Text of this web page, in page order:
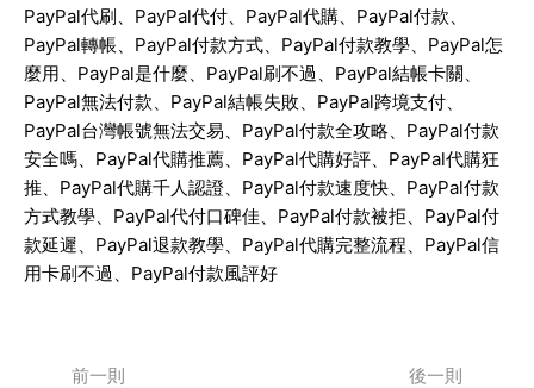
PayPal代刷、 PayPal代付、 PayPal代購、 PayPal付款、
PayPal轉帳、 PayPal付款方式、 PayPal付款教學、 PayPal怎
麼用、 PayPal是什麼、 PayPal刷不過、 PayPal結帳卡關、
PayPal無法付款、 PayPal結帳失敗、 PayPal跨境支付、
PayPal台灣帳號無法交易、 PayPal付款全攻略、 PayPal付款
安全嗎、 PayPal代購推薦、 PayPal代購好評、 PayPal代購狂
推、 PayPal代購千人認證、 PayPal付款速度快、 PayPal付款
方式教學、 PayPal代付口碑佳、 PayPal付款被拒、 PayPal付
款延遲、 PayPal退款教學、 PayPal代購完整流程、 PayPal信
用卡刷不過、 PayPal付款風評好
前一則 後一則